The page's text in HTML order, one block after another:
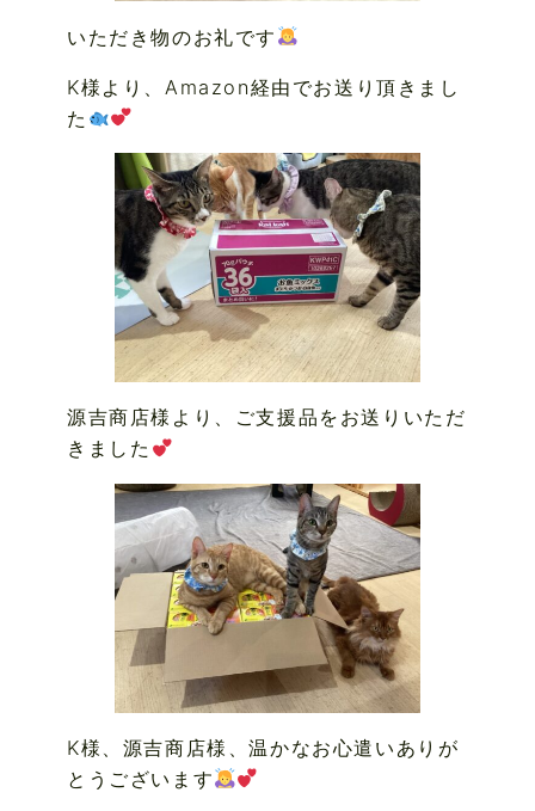
いただき物のお礼です
K様より、Amazon経由でお送り頂きまし
た
源吉商店様より、ご支援品をお送りいただ
きました
K様、源吉商店様、温かなお心遣いありが
とうございます